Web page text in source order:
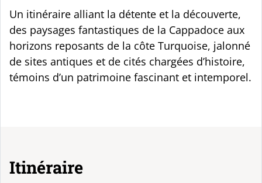
Un itinéraire alliant la détente et la découverte,
des paysages fantastiques de la Cappadoce aux
horizons reposants de la côte Turquoise, jalonné
de sites antiques et de cités chargées d’histoire,
témoins d’un patrimoine fascinant et intemporel.
Itinéraire